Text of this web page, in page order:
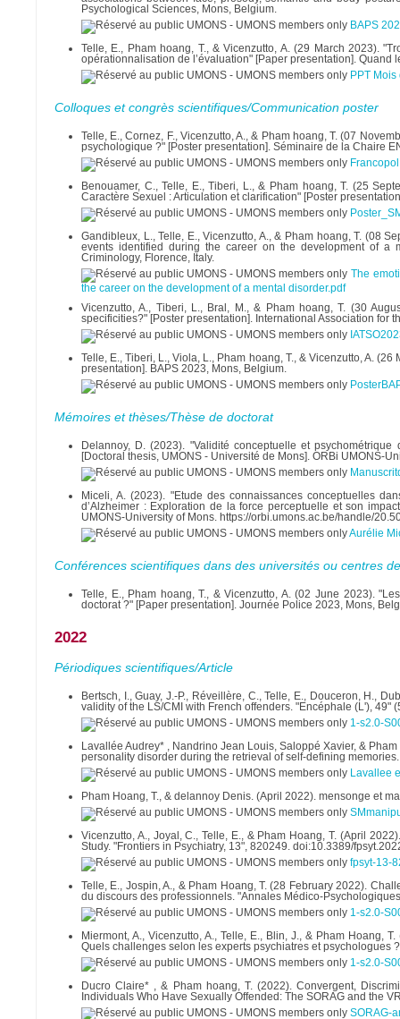
Psychological Sciences, Mons, Belgium.
BAPS
Telle, E., Pham hoang, T., & Vicenzutto, A. (29 March 2023).
opérationnalisation de l’évaluation" [Paper presentation]. Quand
PPT
Colloques et congrès scientifiques/Communication poster
Telle, E., Cornez, F., Vicenzutto, A., & Pham hoang, T. (07
psychologique ?" [Poster presentation]. Séminaire de la Chaire
Benouamer, C., Telle, E., Tiberi, L., & Pham hoang, T. (25
Caractère Sexuel : Articulation et clarification" [Poster
Gandibleux, L., Telle, E., Vicenzutto, A., & Pham hoang, T. (08
events identified during the career on the development of a
Criminology, Florence, Italy.
The
the career on the development of a mental disorder.pdf
Vicenzutto, A., Tiberi, L., Bral, M., & Pham hoang, T. (30
specificities?" [Poster presentation]. International Association for
Telle, E., Tiberi, L., Viola, L., Pham hoang, T., & Vicenzutto, A.
presentation]. BAPS 2023, Mons, Belgium.
Mémoires et thèses/Thèse de doctorat
Delannoy, D. (2023). "Validité conceptuelle et
[Doctoral thesis, UMONS - Université de Mons]. ORBi UMONS-
Miceli, A. (2023). "Etude des connaissances conceptuelles
d’Alzheimer : Exploration de la force perceptuelle et son
UMONS-University of Mons. https://orbi.umons.ac.be/handle/
Aurélie
Conférences scientifiques dans des universités ou centres
Telle, E., Pham hoang, T., & Vicenzutto, A. (02 June 2023).
doctorat ?" [Paper presentation]. Journée Police 2023, Mons,
2022
Périodiques scientifiques/Article
Bertsch, I., Guay, J.-P., Réveillère, C., Telle, E., Douceron, H.,
validity of the LS/CMI with French offenders. "Encéphale (L'),
1-s2.0-
Lavallée Audrey* , Nandrino Jean Louis, Saloppé Xavier, &
personality disorder during the retrieval of self-defining
Lavallee
Pham Hoang, T., & delannoy Denis. (April 2022). mensonge et
Vicenzutto, A., Joyal, C., Telle, E., & Pham Hoang, T. (April
Study. "Frontiers in Psychiatry, 13", 820249. doi:10.3389/
fpsyt-13-
Telle, E., Jospin, A., & Pham Hoang, T. (28 February 2022).
du discours des professionnels. "Annales Médico-
1-s2.0-
Miermont, A., Vicenzutto, A., Telle, E., Blin, J., & Pham Hoang,
Quels challenges selon les experts psychiatres et
1-s2.0-
Ducro Claire* , & Pham hoang, T. (2022). Convergent,
Individuals Who Have Sexually Offended: The SORAG and the
SORAG-